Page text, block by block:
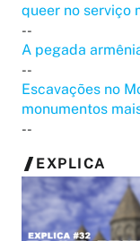
queer no serviço
--
A pegada
--
Escavações no
monumentos
--
EXPLICA